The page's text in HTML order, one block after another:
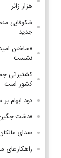
هزار زائر
شکوفایی
جدید
«ساختن
نشست
کشتیرانی
کشور است
دودِ ابهام
«دشت
صدای
راهکارهای